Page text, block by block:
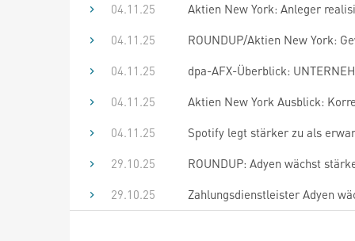
04.11.25
Aktien New York: Anleger
04.11.25
ROUNDUP/Aktien New York:
04.11.25
dpa-AFX-Überblick:
04.11.25
Aktien New York Ausblick:
04.11.25
Spotify legt stärker zu als
29.10.25
ROUNDUP: Adyen wächst
29.10.25
Zahlungsdienstleister Adyen